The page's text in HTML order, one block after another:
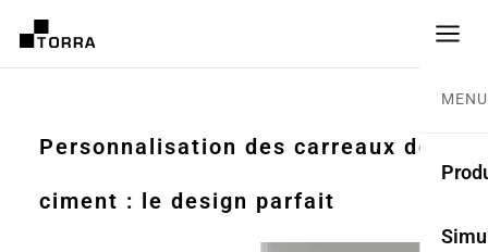
MENU
Personnalisation des carreaux de
ciment : le design parfait